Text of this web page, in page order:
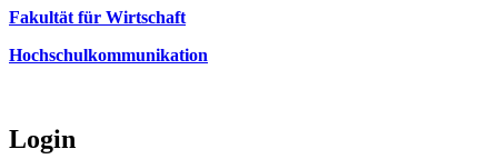
Fakultät für Wirtschaft
Hochschulkommunikation
Login